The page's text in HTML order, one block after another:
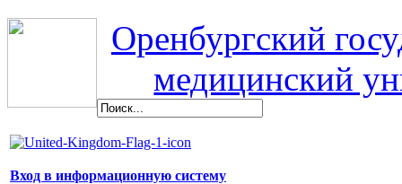
Оренбургский
медицинский
Вход в информационную систему